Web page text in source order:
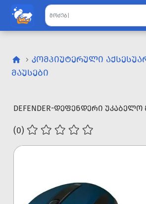
ᲙᲝᲛᲞᲘᲣᲢᲔᲠᲣᲚᲘ
ᲛᲐᲣᲡᲔᲑᲘ
DEFENDER-ᲓᲔᲤᲔᲜᲓᲔᲠᲘ ᲣᲙᲐᲑᲔᲚᲝ
(0)